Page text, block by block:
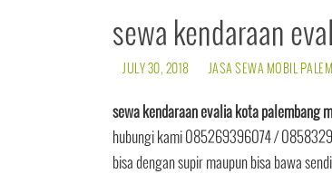
sewa kendaraan
JULY 30, 2018 JASA SEWA MOBIL
sewa kendaraan evalia kota palembang
hubungi kami 085269396074 /
bisa dengan supir maupun bisa bawa